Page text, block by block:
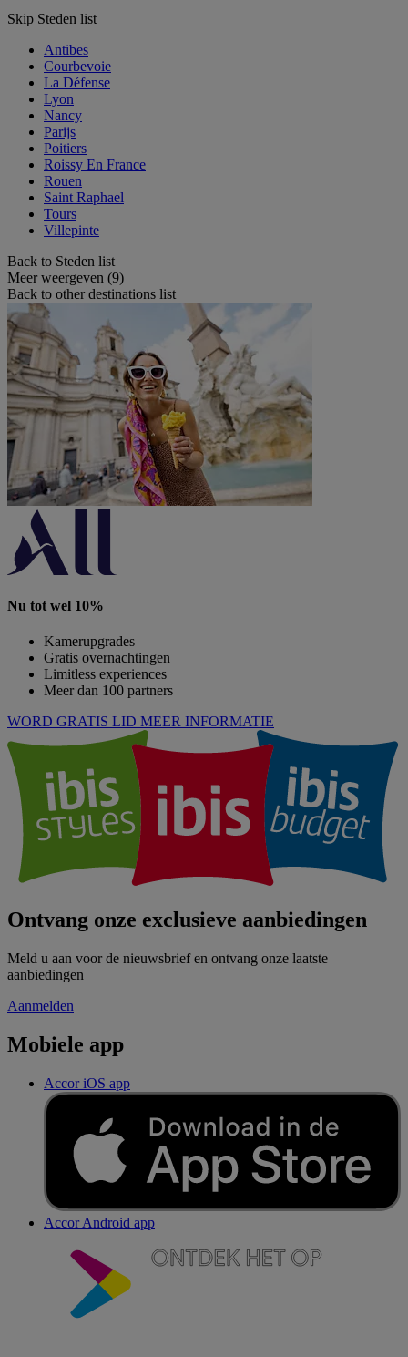
Skip Steden list
Antibes
Courbevoie
La Défense
Lyon
Nancy
Parijs
Poitiers
Roissy En France
Rouen
Saint Raphael
Tours
Villepinte
Back to Steden list
Meer weergeven (9)
Back to other destinations list
Nu tot wel 10%
Kamerupgrades
Gratis overnachtingen
Limitless experiences
Meer dan 100 partners
WORD GRATIS LID MEER INFORMATIE
Ontvang onze exclusieve aanbiedingen
Meld u aan voor de nieuwsbrief en ontvang onze laatste
aanbiedingen
Aanmelden
Mobiele app
Accor iOS app
Accor Android app